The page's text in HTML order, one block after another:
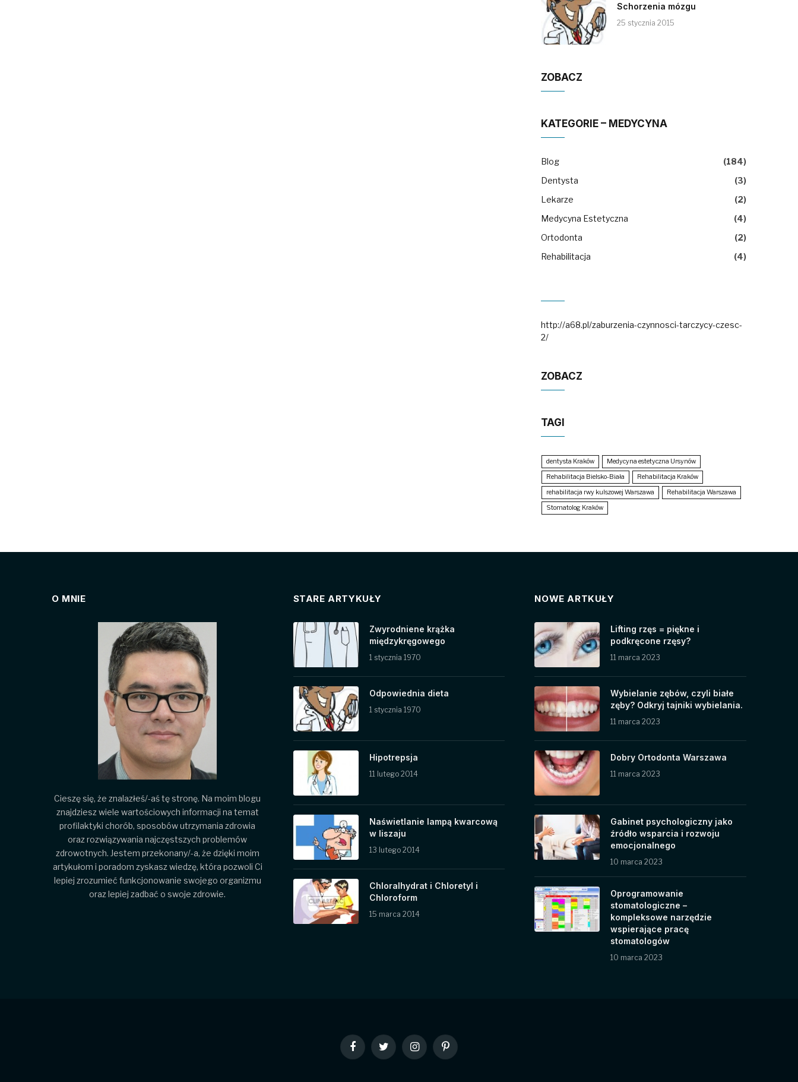
Schorzenia mózgu
25 stycznia 2015
ZOBACZ
KATEGORIE – MEDYCYNA
Blog
(184)
Dentysta
(3)
Lekarze
(2)
Medycyna Estetyczna
(4)
Ortodonta
(2)
Rehabilitacja
(4)
http://a68.pl/zaburzenia-czynnosci-tarczycy-czesc-
2/
ZOBACZ
TAGI
dentysta Kraków
Medycyna estetyczna Ursynów
Rehabilitacja Bielsko-Biała
Rehabilitacja Kraków
rehabilitacja rwy kulszowej Warszawa
Rehabilitacja Warszawa
Stomatolog Kraków
O MNIE
Cieszę się, że znalazłeś/-aś tę stronę. Na moim blogu
znajdziesz wiele wartościowych informacji na temat
profilaktyki chorób, sposobów utrzymania zdrowia
oraz rozwiązywania najczęstszych problemów
zdrowotnych. Jestem przekonany/-a, że dzięki moim
artykułom i poradom zyskasz wiedzę, która pozwoli Ci
lepiej zrozumieć funkcjonowanie swojego organizmu
oraz lepiej zadbać o swoje zdrowie.
STARE ARTYKUŁY
Zwyrodniene krążka
międzykręgowego
1 stycznia 1970
Odpowiednia dieta
1 stycznia 1970
Hipotrepsja
11 lutego 2014
Naświetlanie lampą kwarcową
w liszaju
13 lutego 2014
Chloralhydrat i Chloretyl i
Chloroform
15 marca 2014
NOWE ARTKUŁY
Lifting rzęs = piękne i
podkręcone rzęsy?
11 marca 2023
Wybielanie zębów, czyli białe
zęby? Odkryj tajniki wybielania.
11 marca 2023
Dobry Ortodonta Warszawa
11 marca 2023
Gabinet psychologiczny jako
źródło wsparcia i rozwoju
emocjonalnego
10 marca 2023
Oprogramowanie
stomatologiczne –
kompleksowe narzędzie
wspierające pracę
stomatologów
10 marca 2023
FacebookTwitter InstagramPinterest